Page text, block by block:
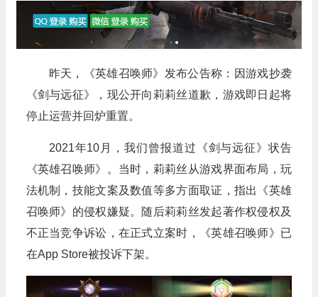
昨天，《英雄召唤师》发布公告称：因游戏抄袭
《剑与远征》，现公开向莉莉丝道歉，游戏即日起将
停止运营并回炉重置。
2021年10月，我们曾报道过《剑与远征》状告
《英雄召唤师》。当时，莉莉丝从游戏界面布局，玩
法机制，技能文案及数值等多方面取证，指出《英雄
召唤师》的侵权嫌疑。随后莉莉丝发起著作权侵权及
不正当竞争诉讼，在正式立案时，《英雄召唤师》已
在App Store被投诉下架。